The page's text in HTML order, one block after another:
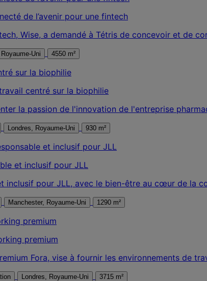
de l’avenir pour une fintech
Wise, a demandé à Tétris de concevoir et de
Londres, Royaume-Uni 4550 m²
centré sur la biophilie
la passion de l'innovation de l'entreprise
Londres, Royaume-Uni 930 m²
et inclusif pour JLL
inclusif pour JLL, avec le bien-être au cœur de la
Manchester, Royaume-Uni 1290 m²
premium
Fora, vise à fournir les environnements de
Londres, Royaume-Uni 3715 m²